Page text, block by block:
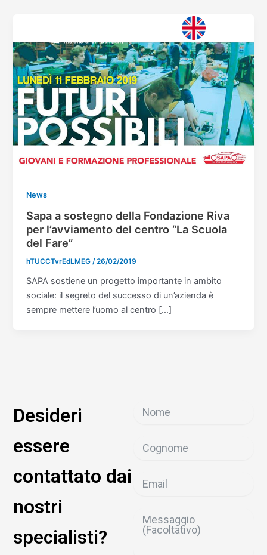
News
Sapa a sostegno della Fondazione Riva
per l’avviamento del centro “La Scuola
del Fare”
hTUCCTvrEdLMEG /26/02/2019
SAPA sostiene un progetto importante in ambito
sociale: il segreto del successo di un’azienda è
sempre mettere l’uomo al centro […]
Desideri
essere
contattato dai
nostri
specialisti?